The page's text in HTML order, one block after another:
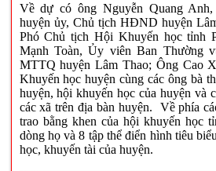
Về dự có ông Nguyễn Quang
huyện ủy, Chủ tịch HĐND huyện
Phó Chủ tịch Hội Khuyến học tỉnh
Mạnh Toàn, Ủy viên Ban Thường
MTTQ huyện Lâm Thao; Ông Cao
Khuyến học huyện cùng các ông bà
huyện, hội khuyến học của huyện và
các xã trên địa bàn huyện. Về phía
trao bằng khen của hội khuyến học
dòng họ và 8 tập thể điển hình tiêu
học, khuyến tài của huyện.